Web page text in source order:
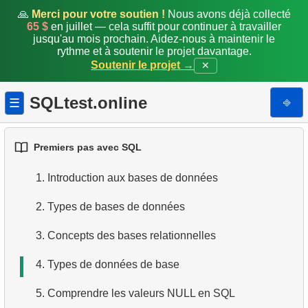
🙏 Merci pour votre soutien ! Nous avons déjà collecté
65 $ en juillet — cela suffit pour continuer à travailler
jusqu'au mois prochain. Aidez-nous à maintenir le
rythme et à soutenir le projet davantage.
Soutenir le projet →
✕
☰ SQLtest.online ⎆
Premiers pas avec SQL
1. Introduction aux bases de données
2. Types de bases de données
3. Concepts des bases relationnelles
4. Types de données de base
5. Comprendre les valeurs NULL en SQL